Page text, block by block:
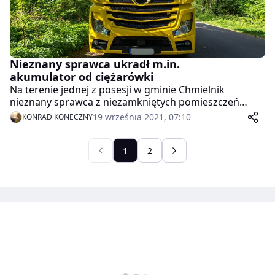
Nieznany sprawca ukradł m.in.
akumulator od ciężarówki
Na terenie jednej z posesji w gminie Chmielnik
nieznany sprawca z niezamkniętych pomieszczeń
gospodarczych dokonał kradzieży m.in. akumulatora
od samochodu ciężarowego, kompletu kluczy
nasadowych, pilarki spalinowej, kosy akumulatorowej
oraz dwóch pasów transportowych. Zgłaszający
określił wartość strat na kwotę 2000 złotych. Zdarzenie
KONRAD KONECZNY19 września 2021, 07:10
1 2